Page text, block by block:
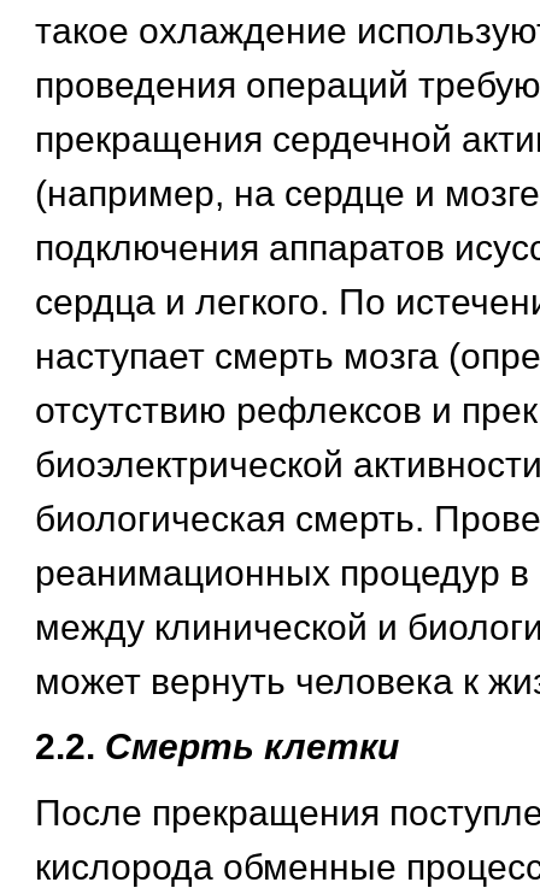
такое охлаждение
проведения операций
прекращения сердечной
(например, на сердце и
подключения аппаратов
сердца и легкого. По
наступает смерть мозга
отсутствию рефлексов и
биоэлектрической
биологическая смерть.
реанимационных процедур в
между клинической и
может вернуть человека к
2.2. Смерть клетки
После прекращения
кислорода обменные